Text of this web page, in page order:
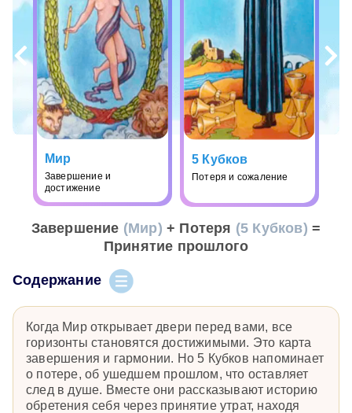
Мир
Завершение и
достижение
5 Кубков
Потеря и сожаление
Завершение (Мир) + Потеря (5 Кубков) =
Принятие прошлого
Содержание
Когда Мир открывает двери перед вами, все
горизонты становятся достижимыми. Это карта
завершения и гармонии. Но 5 Кубков напоминает
о потере, об ушедшем прошлом, что оставляет
след в душе. Вместе они рассказывают историю
обретения себя через принятие утрат, находя